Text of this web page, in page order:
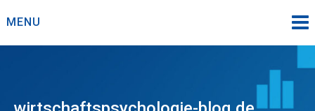
toMENU